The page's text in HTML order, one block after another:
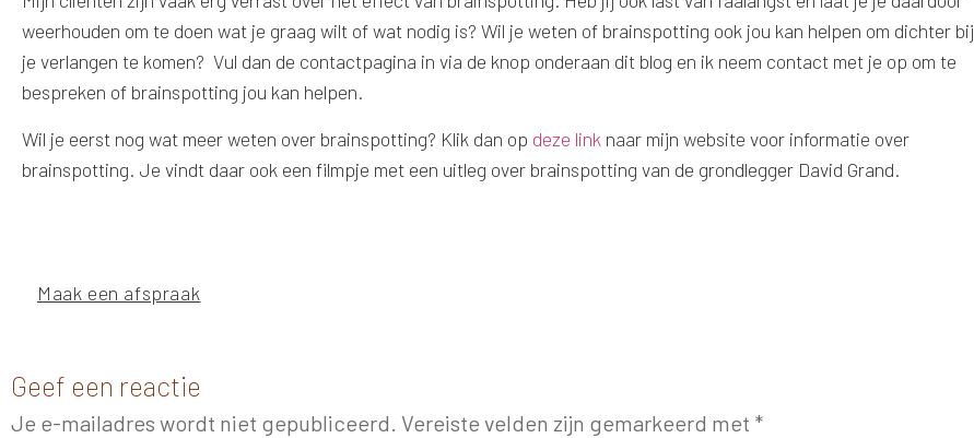
weerhouden om te doen wat je graag wilt of wat nodig is? Wil je weten of brainspotting ook jou kan helpen om dichter bij
je verlangen te komen? Vul dan de contactpagina in via de knop onderaan dit blog en ik neem contact met je op om te
bespreken of brainspotting jou kan helpen.
Wil je eerst nog wat meer weten over brainspotting? Klik dan op deze link naar mijn website voor informatie over
brainspotting. Je vindt daar ook een filmpje met een uitleg over brainspotting van de grondlegger David Grand.
Maak een afspraak
Geef een reactie
Je e-mailadres wordt niet gepubliceerd. Vereiste velden zijn gemarkeerd met *